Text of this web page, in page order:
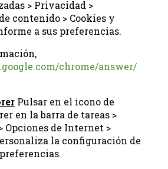
> Privacidad >
contenido > Cookies y
a sus preferencias.
chrome/answer/
Pulsar en el icono de
en la barra de tareas >
Opciones de Internet >
la configuración de